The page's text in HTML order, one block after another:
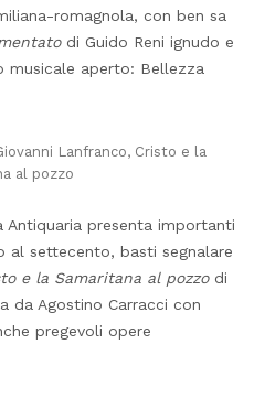
romagnola, con ben sa
di Guido Reni ignudo e
aperto: Bellezza
Lanfranco, Cristo e la
al pozzo
Antiquaria presenta importanti
al settecento, basti segnalare
e la Samaritana al pozzo di
da Agostino Carracci con
pregevoli opere